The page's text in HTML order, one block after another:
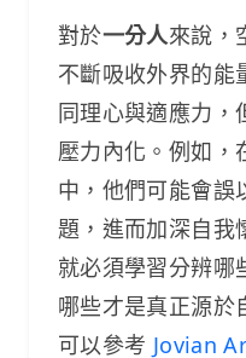
對於一分人來說，
不斷吸收外界的能
同理心與適應力，
壓力內化。例如，
中，他們可能會誤
題，進而加深自我
就必須學習分辨哪
哪些才是真正源於
可以參考 Jovian